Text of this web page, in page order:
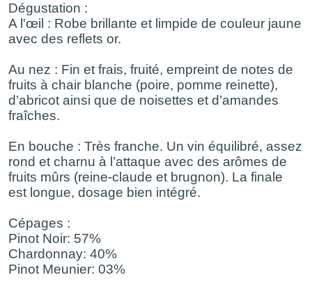
Dégustation :
A l'œil : Robe brillante et limpide de couleur jaune
avec des reflets or.
Au nez : Fin et frais, fruité, empreint de notes de
fruits à chair blanche (poire, pomme reinette),
d’abricot ainsi que de noisettes et d’amandes
fraîches.
En bouche : Très franche. Un vin équilibré, assez
rond et charnu à l’attaque avec des arômes de
fruits mûrs (reine-claude et brugnon). La finale
est longue, dosage bien intégré.
Cépages :
Pinot Noir: 57%
Chardonnay: 40%
Pinot Meunier: 03%